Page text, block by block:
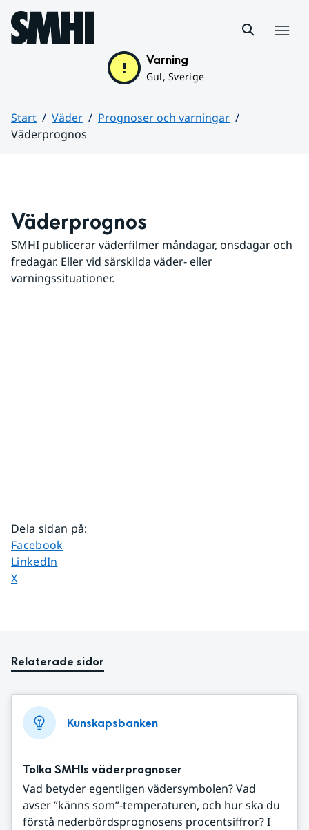
Hoppa till sidans innehåll
Varning
Gul, Sverige
Start Väder
Prognoser och varningar
Väderprognos
Väderprognos
SMHI publicerar väderfilmer måndagar, onsdagar och
fredagar. Eller vid särskilda väder- eller
varningssituationer.
Dela sidan på:
Dela sidan på
Facebook
Dela sidan på
LinkedIn
Dela sidan på
X
Relaterade sidor
Kunskapsbanken
Tolka SMHIs väderprognoser
Vad betyder egentligen vädersymbolen? Vad
avser ”känns som”-temperaturen, och hur ska du
förstå nederbördsprognosens procentsiffror? I